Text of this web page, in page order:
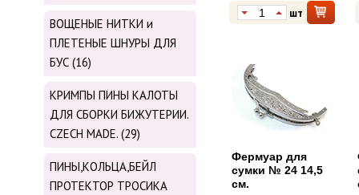
ВОЩЕНЫЕ НИТКИ и
ПЛЕТЕНЫЕ ШНУРЫ ДЛЯ
БУС (16)
КРИМПЫ ПИНЫ КАЛОТЫ
ДЛЯ СБОРКИ БИЖУТЕРИИ.
CZECH MADE. (29)
ПИНЫ,КОЛЬЦА,БЕЙЛ
ПРОТЕКТОР ТРОСИКА
шт
Фермуар для
сумки № 24 14,5
см.